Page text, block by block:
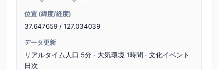
位置 (緯度/経度)
37.647659 / 127.034039
データ更新
リアルタイム人口 5分 · 大気環境 1時間 · 文化イベント
日次